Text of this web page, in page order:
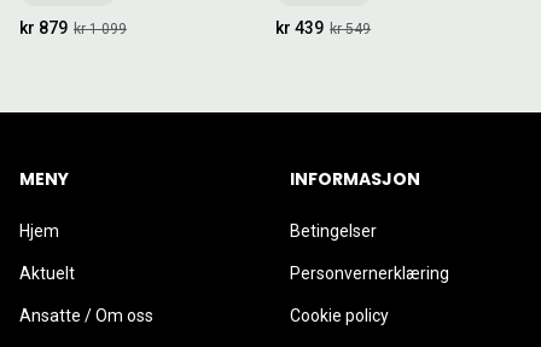
kr 1 099
kr 879 kr 549
kr 439
MENY
Hjem
Aktuelt
Ansatte / Om oss
INFORMASJON
Betingelser
Personvernerklæring
Cookie policy